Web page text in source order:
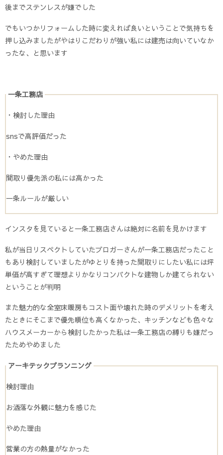
後までステンレスが嫌でした
でもいつかリフォームした時に変えれば良いということで気持ちを
押し込みましたがやはりこだわりが強い私には建売は向いていなか
ったな、と思います
一条工務店
・検討した理由
snsで高評価だった
・やめた理由
間取り優先派の私には高かった
一条ルールが厳しい
インスタを見ていると一条工務店さんは絶対に名前を見かけます
私が当日リスペクトしていたブロガーさんが一条工務店だったこと
もあり検討していましたがゆとりを持った間取りにしたい私には坪
単価が高すぎて理想よりかなりコンパクトな建物しか建てられない
ということが判明
また魅力的な全室床暖房もコスト面や壊れた時のデメリットを考え
たときにそこまで優先順位も高くなかった、キッチンなども色々な
ハウスメーカーから検討したかった私は一条工務店の縛りも嫌だっ
たためやめました
アーキテックプランニング
検討理由
お洒落な外観に魅力を感じた
やめた理由
営業の方の熱量がなかった